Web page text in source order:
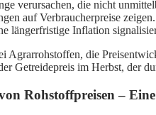
verursachen, die nicht
auf Verbraucherpreise
längerfristige Inflation
Agrarrohstoffen, die
Getreidepreis im Herbst, der
Rohstoffpreisen –